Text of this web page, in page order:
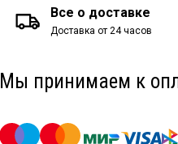
Все о доставке
Доставка от 24 часов
Мы принимаем к